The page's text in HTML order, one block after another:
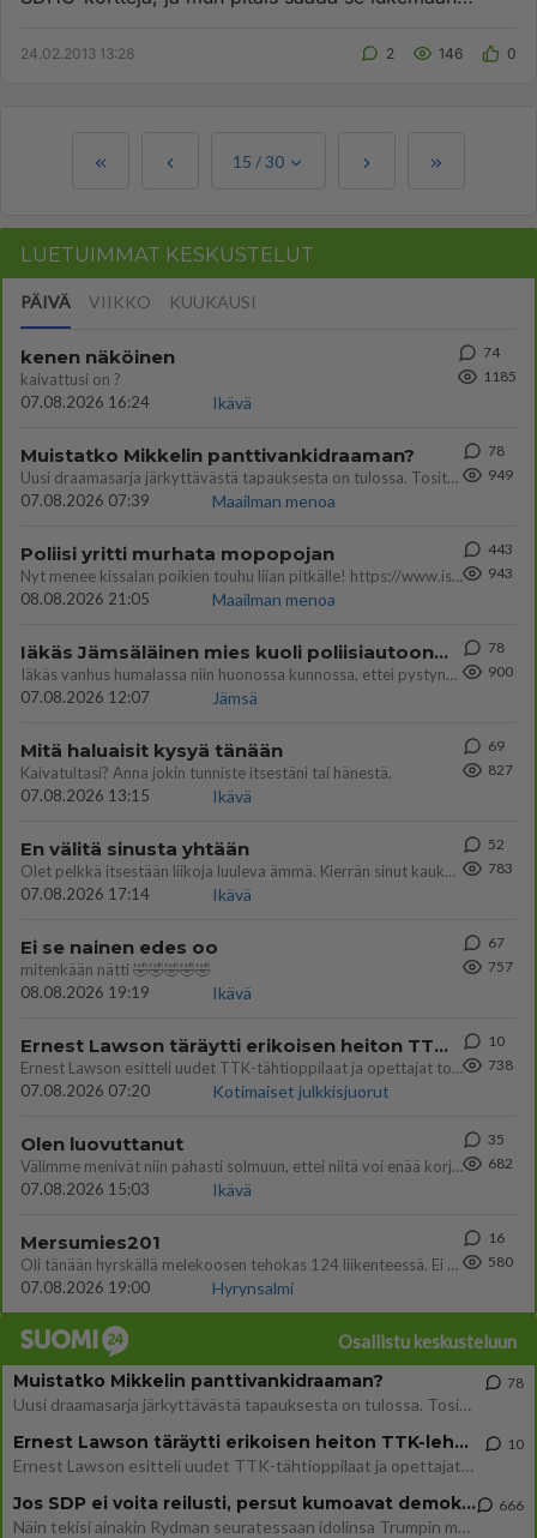
24.02.2013 13:28 2 146 0
15 /30
LUETUIMMAT KESKUSTELUT
PÄIVÄ VIIKKO KUUKAUSI
kenen näköinen
kaivattusi on ?
07.08.2026 16:24
Ikävä
74
1185
Muistatko Mikkelin panttivankidraaman?
Uusi draamasarja järkyttävästä tapauksesta on tulossa. Tositapahtumiin perustuva sarja ammentaa vuoden 1986 Mikkelin pan
07.08.2026 07:39
Maailman menoa
78
949
Poliisi yritti murhata mopopojan
Nyt menee kissalan poikien touhu liian pitkälle! https://www.is.fi/kotimaa/art-2000012193221.html Karu video mopomiiti
08.08.2026 21:05
Maailman menoa
443
943
Iäkäs Jämsäläinen mies kuoli poliisiautoon matkalla Jyväskylän putkaan
Iäkäs vanhus humalassa niin huonossa kunnossa, ettei pystynyt huolehtimaan itsestään niin ainoa apu sillä hetkellä oli
07.08.2026 12:07
Jämsä
78
900
Mitä haluaisit kysyä tänään
Kaivatultasi? Anna jokin tunniste itsestäni tai hänestä.
07.08.2026 13:15
Ikävä
69
827
En välitä sinusta yhtään
Olet pelkkä itsestään liikoja luuleva ämmä. Kierrän sinut kaukaa nyt ja aina. Olit mulle pelkkä lelu vaan.
07.08.2026 17:14
Ikävä
52
783
Ei se nainen edes oo
mitenkään nätti 🤣🤣🤣🤣🤣
08.08.2026 19:19
Ikävä
67
757
Ernest Lawson täräytti erikoisen heiton TTK-lehdistötilaisuudessa: " Onko tässä tarkoituksena...?"
Ernest Lawson esitteli uudet TTK-tähtioppilaat ja opettajat torstaina 6.8. lehdistölle. Tulevalla kaudella on yksi hausk
07.08.2026 07:20
Kotimaiset julkkisjuorut
10
738
Olen luovuttanut
Välimme menivät niin pahasti solmuun, ettei niitä voi enää korjata. On aika jatkaa elämässä eteenpäin. Toivon sulle kaik
07.08.2026 15:03
Ikävä
35
682
Mersumies201
Oli tänään hyrskällä melekoosen tehokas 124 liikenteessä. Ei paljon vastamäki haitannu....
07.08.2026 19:00
Hyrynsalmi
16
580
Osallistu keskusteluun
Muistatko Mikkelin panttivankidraaman?
Uusi draamasarja järkyttävästä tapauksesta on tulossa. Tositapahtumiin perustuva sarja ammentaa vuoden 1986 Mikkelin pan
78
Ernest Lawson täräytti erikoisen heiton TTK-lehdistötilaisuudessa: " Onko tässä tarkoituksena...?"
Ernest Lawson esitteli uudet TTK-tähtioppilaat ja opettajat torstaina 6.8. lehdistölle. Tulevalla kaudella on yksi hausk
10
Jos SDP ei voita reilusti, persut kumoavat demokratian Suomesta
Näin tekisi ainakin Rydman seuratessaan idolinsa Trumpin mallia https://www.is.fi/politiikka/art-2000012187244.html
666